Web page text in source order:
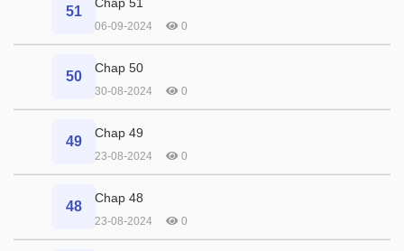
51
06-09-2024 0
50
Chap 50
30-08-2024 0
49
Chap 49
23-08-2024 0
48
Chap 48
23-08-2024 0